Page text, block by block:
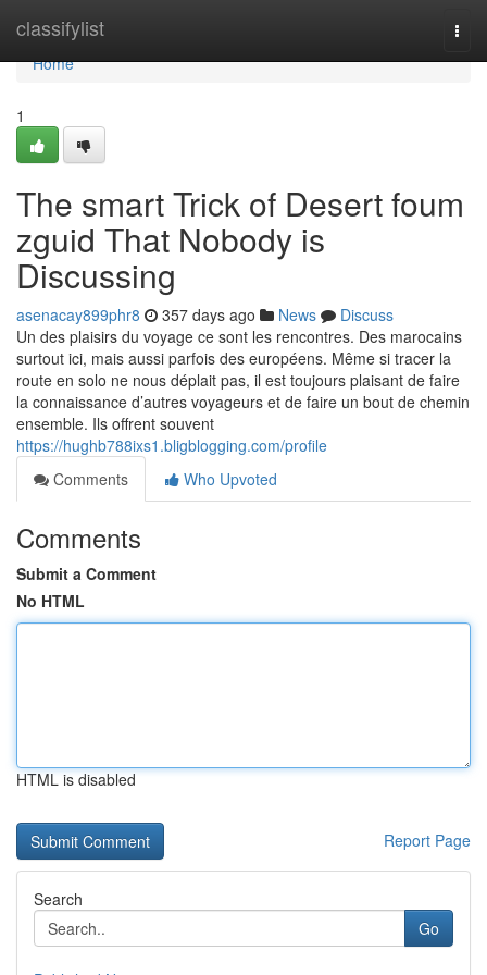
classifylist
Home
Home
1
The smart Trick of Desert foum
zguid That Nobody is
Discussing
asenacay899phr8 357 days ago News
Discuss
Un des plaisirs du voyage ce sont les rencontres. Des marocains
surtout ici, mais aussi parfois des européens. Même si tracer la
route en solo ne nous déplait pas, il est toujours plaisant de faire
la connaissance d’autres voyageurs et de faire un bout de chemin
ensemble. Ils offrent souvent
https://hughb788ixs1.bligblogging.com/profile
Comments
Who Upvoted
Comments
Submit a Comment
No HTML
HTML is disabled
Report Page
Search
Go